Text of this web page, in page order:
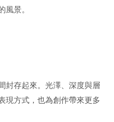
風景。
封存起來。光澤、深度與層
現方式，也為創作帶來更多